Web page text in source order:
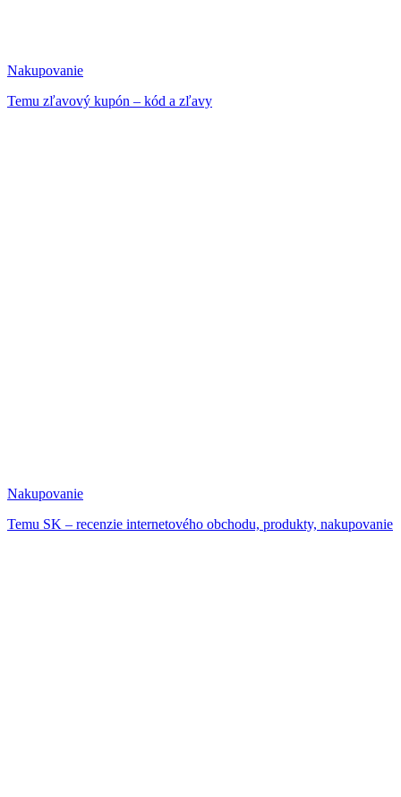
Nakupovanie
Temu zľavový kupón – kód a zľavy
Nakupovanie
Temu SK – recenzie internetového obchodu, produkty, nakupovanie